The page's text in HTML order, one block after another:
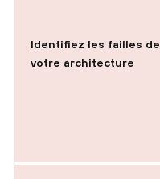
Identifiez les failles de
votre architecture